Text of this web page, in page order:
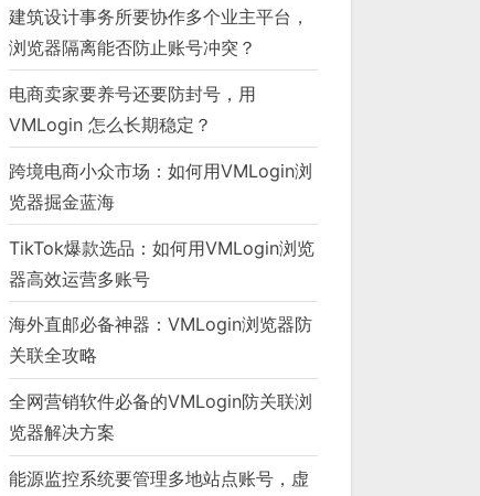
建筑设计事务所要协作多个业主平台，
浏览器隔离能否防止账号冲突？
电商卖家要养号还要防封号，用
VMLogin 怎么长期稳定？
跨境电商小众市场：如何用VMLogin浏
览器掘金蓝海
TikTok爆款选品：如何用VMLogin浏览
器高效运营多账号
海外直邮必备神器：VMLogin浏览器防
关联全攻略
全网营销软件必备的VMLogin防关联浏
览器解决方案
能源监控系统要管理多地站点账号，虚